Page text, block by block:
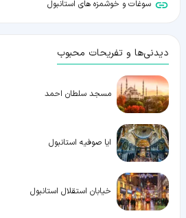
سوغات و خوشمزه های استانبول
دیدنی‌ها و تفریحات محبوب
مسجد سلطان احمد
ایا صوفیه استانبول
خیابان استقلال استانبول